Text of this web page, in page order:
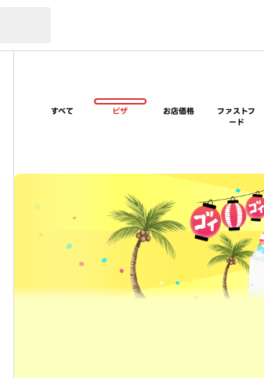
すべて ピザ お店価格
ファストフ
ード
超ゴイゴイヤスー夏祭